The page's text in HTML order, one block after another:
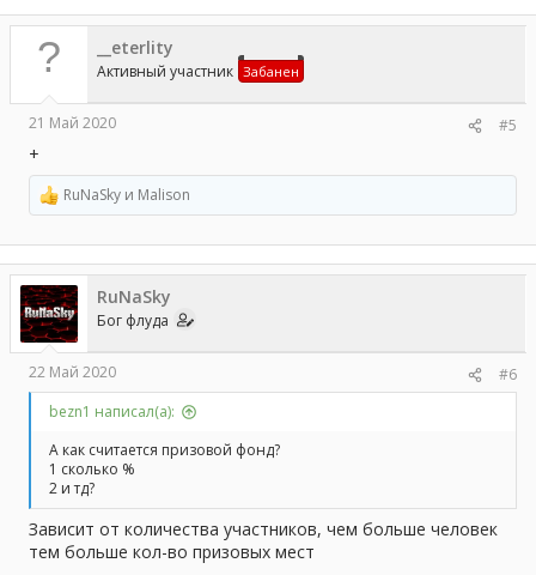
__eterlity
Активный участник Забанен
21 Май 2020 #5
+
Р
е
а
к
ц
и
и
:
RuNaSky и Malison
RuNaSky
Бог флуда
22 Май 2020
#6
bezn1 написал(а):
А как считается призовой фонд?
1 сколько %
2 и тд?
Зависит от количества участников, чем больше человек
тем больше кол-во призовых мест